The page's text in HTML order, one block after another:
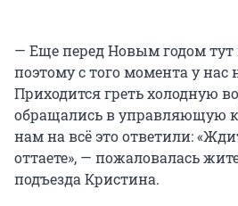
— Еще перед Новым годом тут
поэтому с того момента у нас
Приходится греть холодную
обращались в управляющую
нам на всё это ответили:
оттаете», — пожаловалась
подъезда Кристина.